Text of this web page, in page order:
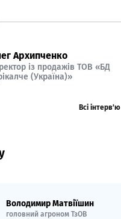
Архипченко
із продажів ТОВ «БД
(Україна)»
Всі інтерв’ю
Володимир Матвіїшин
головний агроном ТзОВ